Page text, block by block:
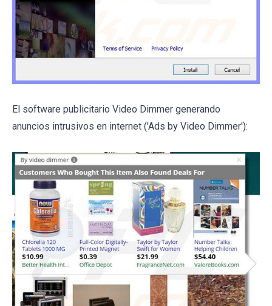
El software publicitario Video Dimmer generando
anuncios intrusivos en internet ('Ads by Video Dimmer'):